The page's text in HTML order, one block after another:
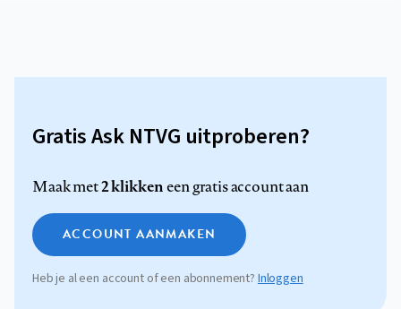
Gratis Ask NTVG uitproberen?
Maak met2 klikkeneen gratis account aan
ACCOUNT AANMAKEN
Heb je al een account of een abonnement?Inloggen